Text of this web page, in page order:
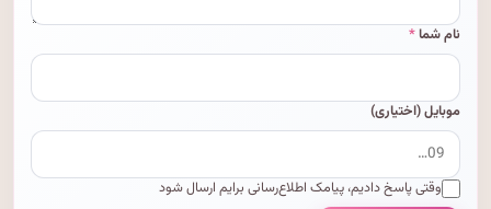
نام شما*
موبایل (اختیاری)
وقتی پاسخ دادیم، پیامک اطلاع‌رسانی برایم ارسال شود